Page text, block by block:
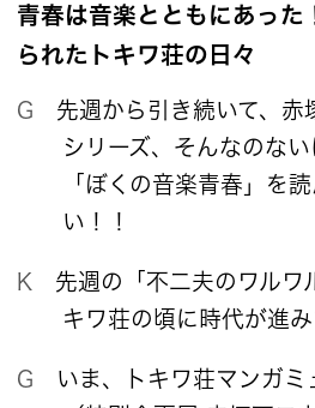
青春は音楽とともにあった
られたトキワ荘の日々
G 先週から引き続いて、赤塚ドキュメンタリー
シリーズ、そんなのな
「ぼくの音楽青春」を
い！！
K 先週の「不二夫のワルワルワールド」からト
キワ荘の頃に時代が進み
G いま、トキワ荘マンガミュージアムで赤塚展